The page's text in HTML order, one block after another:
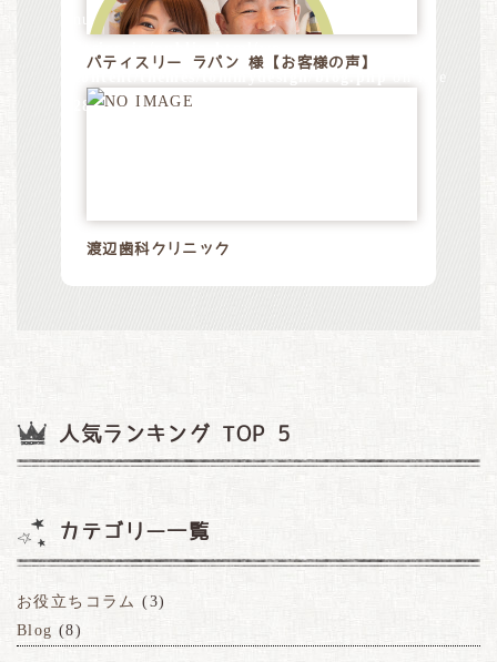
null in/home/xs528794/tommy-
on line
28
パティスリー ラパン 様【お客様の声】
渡辺歯科クリニック
人気ランキング TOP 5
カテゴリー一覧
お役立ちコラム (3)
Blog (8)